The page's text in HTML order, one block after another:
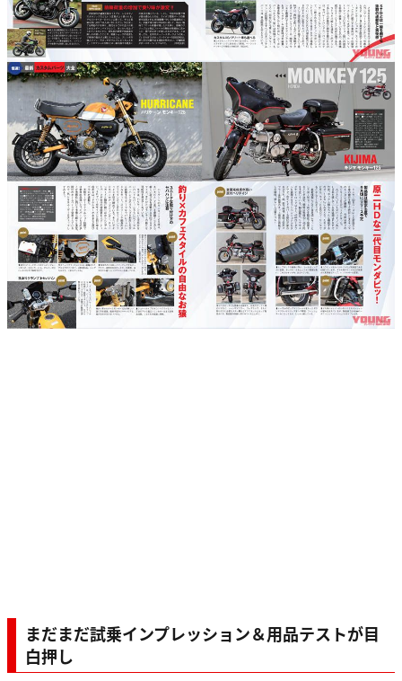
まだまだ試乗インプレッション＆用品テストが目
白押し